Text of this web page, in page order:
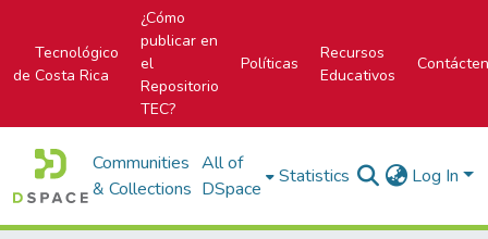
Tecnológico
de Costa Rica
¿Cómo
publicar en
el
Repositorio
TEC?
Políticas
Recursos
Educativos
Communities
& Collections
All of
DSpace
Statistics Log In